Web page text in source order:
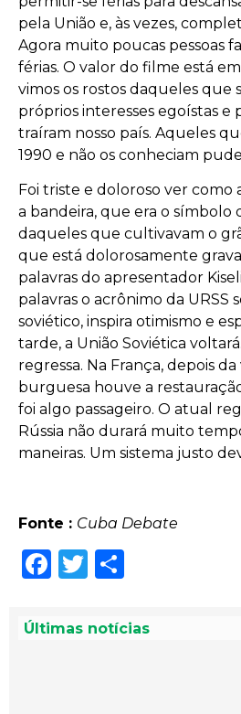
pela União e, às vezes,
Agora muito poucas pessoas
férias. O valor do filme está
vimos os rostos daqueles que
próprios interesses egoístas e
traíram nosso país. Aqueles
1990 e não os conheciam
Foi triste e doloroso ver como
a bandeira, que era o símbolo
daqueles que cultivavam o
que está dolorosamente
palavras do apresentador
palavras o acrônimo da URSS
soviético, inspira otimismo e
tarde, a União Soviética
regressa. Na França, depois
burguesa houve a
foi algo passageiro. O atual
Rússia não durará muito
maneiras. Um sistema justo
Fonte : Cuba Debate
Facebook
Twitter
Últimas notícias